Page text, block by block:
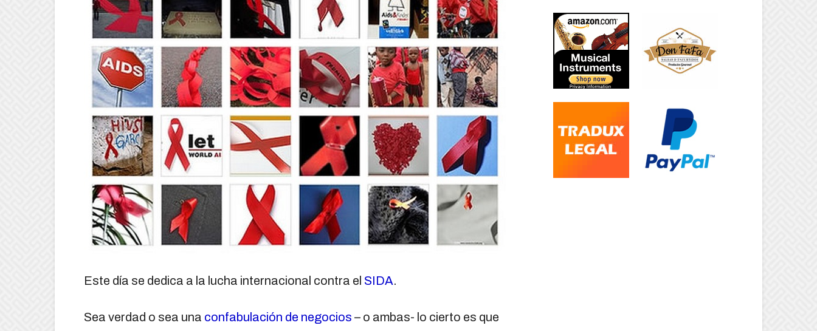
Este día se dedica a la lucha internacional contra el SIDA.
Sea verdad o sea una confabulación de negocios – o ambas- lo cierto es que